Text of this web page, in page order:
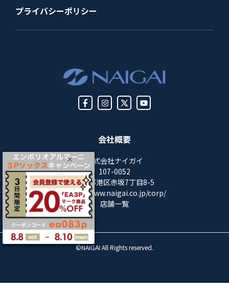
会社概要
株式会社ナイガイ
107-0052
東京都港区赤坂7丁目8-5
https://www.naigai.co.jp/corp/
店舗一覧
プライバシーポリシー
©NAIGAI All Rights reserved.